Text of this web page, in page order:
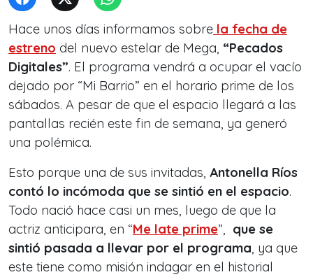
Hace unos días informamos sobre la fecha de
estreno del nuevo estelar de Mega, “Pecados
Digitales”. El programa vendrá a ocupar el vacío
dejado por “Mi Barrio” en el horario prime de los
sábados. A pesar de que el espacio llegará a las
pantallas recién este fin de semana, ya generó
una polémica.
Esto porque una de sus invitadas, Antonella Ríos
contó lo incómoda que se sintió en el espacio.
Todo nació hace casi un mes, luego de que la
actriz anticipara, en “Me late prime”, que se
sintió pasada a llevar por el programa, ya que
este tiene como misión indagar en el historial